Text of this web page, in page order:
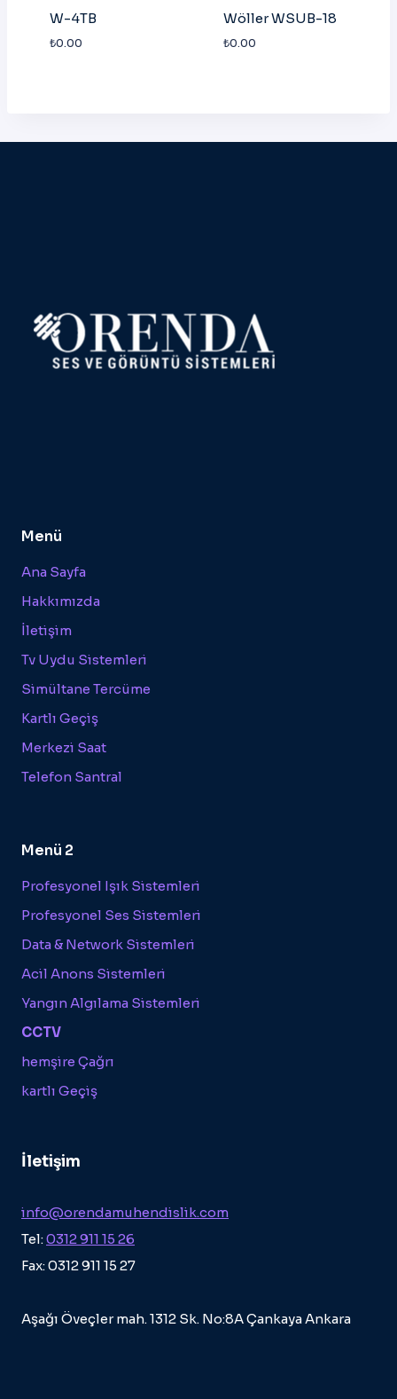
W-4TB
₺0.00
Wöller WSUB-18
₺0.00
Menü
Ana Sayfa
Hakkımızda
İletişim
Tv Uydu Sistemleri
Simültane Tercüme
Kartlı Geçiş
Merkezi Saat
Telefon Santral
Menü 2
Profesyonel Işık Sistemleri
Profesyonel Ses Sistemleri
Data & Network Sistemleri
Acil Anons Sistemleri
Yangın Algılama Sistemleri
CCTV
hemşire Çağrı
kartlı Geçiş
İletişim
info@orendamuhendislik.com
Tel:0312 911 15 26
Fax: 0312 911 15 27
Aşağı Öveçler mah. 1312 Sk. No:8A Çankaya Ankara